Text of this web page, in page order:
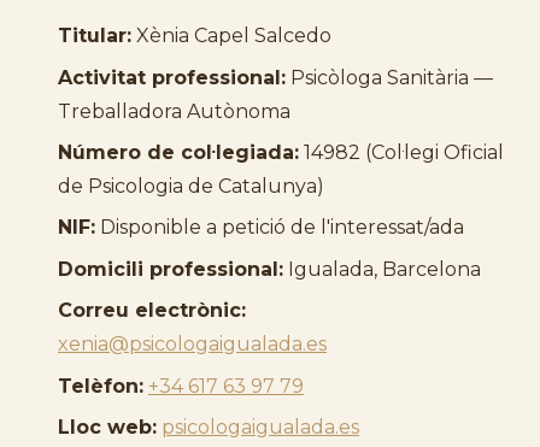
Titular: Xènia Capel Salcedo
Activitat professional: Psicòloga Sanitària —
Treballadora Autònoma
Número de col·legiada: 14982 (Col·legi Oficial
de Psicologia de Catalunya)
NIF: Disponible a petició de l'interessat/ada
Domicili professional: Igualada, Barcelona
Correu electrònic:
xenia@psicologaigualada.es
Telèfon: +34 617 63 97 79
Lloc web: psicologaigualada.es